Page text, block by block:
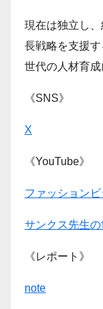
現在は独立し
長戦略を支援
世代の人材育成
《SNS》
X
《YouTube》
ファッション
サンクス先生
《レポート》
note